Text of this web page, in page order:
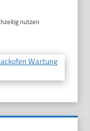
nutzen
Wartung